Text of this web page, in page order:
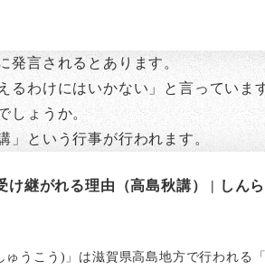
発言されるとあります。
るわけにはいかない」と言ってい
しょうか。
」という行事が行われます。
け継がれる理由（高島秋講） | しん
ゅうこう)」は滋賀県高島地方で行われる